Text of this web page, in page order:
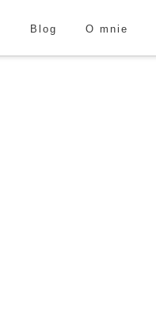
Blog O mnie